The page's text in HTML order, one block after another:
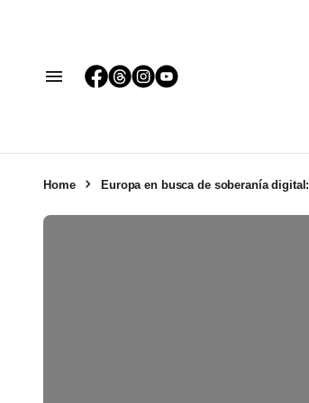
Home Europa en busca de soberanía